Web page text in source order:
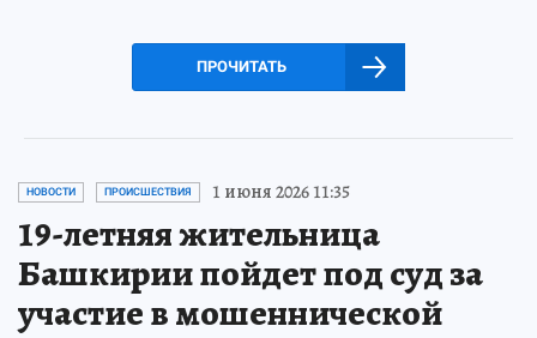
ПРОЧИТАТЬ
НОВОСТИ ПРОИСШЕСТВИЯ 1 июня 2026 11:35
19-летняя жительница
Башкирии пойдет под суд за
участие в мошеннической